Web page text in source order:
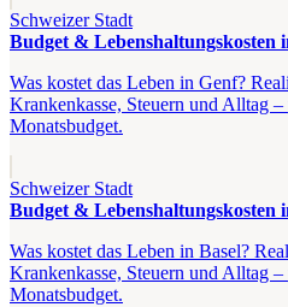
Schweizer Stadt
Budget & Lebenshaltungskosten
Was kostet das Leben in Genf?
Krankenkasse, Steuern und Alltag
Monatsbudget.
Schweizer Stadt
Budget & Lebenshaltungskosten
Was kostet das Leben in Basel?
Krankenkasse, Steuern und Alltag
Monatsbudget.